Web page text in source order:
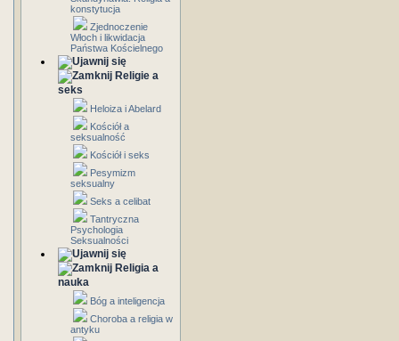
konstytucja
Zjednoczenie
Włoch i likwidacja
Państwa Kościelnego
Religie a
seks
Heloiza i Abelard
Kościół a
seksualność
Kościół i seks
Pesymizm
seksualny
Seks a celibat
Tantryczna
Psychologia
Seksualności
Religia a
nauka
Bóg a inteligencja
Choroba a religia w
antyku